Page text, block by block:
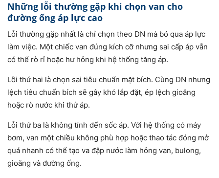
Những lỗi thường gặp khi chọn van cho
đường ống áp lực cao
Lỗi thường gặp nhất là chỉ chọn theo DN mà bỏ qua áp lực
làm việc. Một chiếc van đúng kích cỡ nhưng sai cấp áp vẫn
có thể rò rỉ hoặc hư hỏng khi hệ thống tăng áp.
Lỗi thứ hai là chọn sai tiêu chuẩn mặt bích. Cùng DN nhưng
lệch tiêu chuẩn bích sẽ gây khó lắp đặt, ép lệch gioăng
hoặc rò nước khi thử áp.
Lỗi thứ ba là không tính đến sốc áp. Với hệ thống có máy
bơm, van một chiều không phù hợp hoặc thao tác đóng mở
quá nhanh có thể tạo va đập nước làm hỏng van, bulong,
gioăng và đường ống.